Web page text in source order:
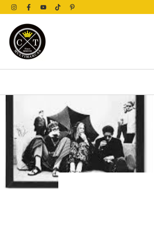
NO CARTÃO OU 4X SEM JUROS NO PIX)